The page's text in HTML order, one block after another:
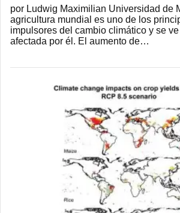
por Ludwig Maximilian Universidad de
agricultura mundial es uno de los
impulsores del cambio climático y se
afectada por él. El aumento de…